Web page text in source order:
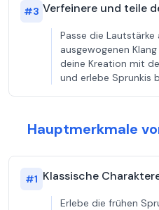
#3 Verfeinere und teile
Passe die
ausgewogenen
deine Kreation mit
und erlebe Sprunkis
Hauptmerkmale
#1 Klassische
Erlebe die frühen